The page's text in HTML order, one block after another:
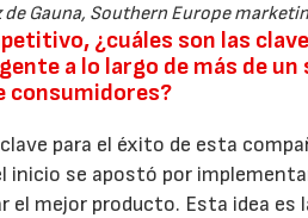
de Gauna, Southern Europe
¿cuáles son las
a lo largo de más de
consumidores?
para el éxito de esta
inicio se apostó por
mejor producto. Esta idea es